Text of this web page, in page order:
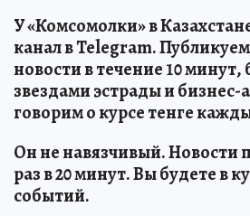
У «Комсомолки» в
канал в Telegram.
новости в течение 10 минут,
звездами эстрады и
говорим о курсе тенге
Он не навязчивый. Новости
раз в 20 минут. Вы будете в
событий.